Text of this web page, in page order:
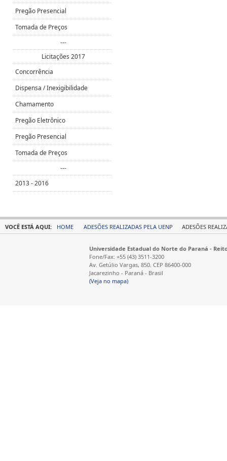
Pregão Presencial
Tomada de Preços
---
Licitações 2017
Concorrência
Dispensa / Inexigibilidade
Chamamento
Pregão Eletrônico
Pregão Presencial
Tomada de Preços
---
2013 - 2016
VOCÊ ESTÁ AQUI: HOME ADESÕES REALIZADAS PELA UENP ADESÕES
Universidade Estadual do Norte do Paraná -
Fone/Fax: +55 (43) 3511-3200
Av. Getúlio Vargas, 850. CEP 86400-000
Jacarezinho - Paraná - Brasil
(Veja no mapa)